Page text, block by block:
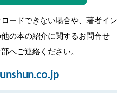
ードできない場合や、著者イン
の本の紹介に関するお問合せ
へご連絡ください。